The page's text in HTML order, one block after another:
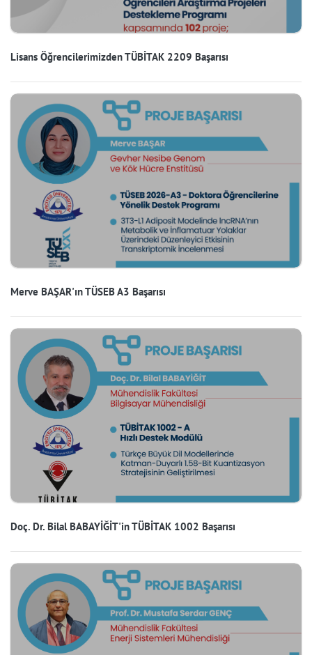
Lisans Öğrencilerimizden TÜBİTAK 2209 Başarısı
Merve BAŞAR'ın TÜSEB A3 Başarısı
Doç. Dr. Bilal BABAYİĞİT'in TÜBİTAK 1002 Başarısı